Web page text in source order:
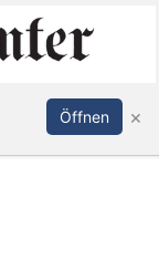
Anmelden
Öffnen ×